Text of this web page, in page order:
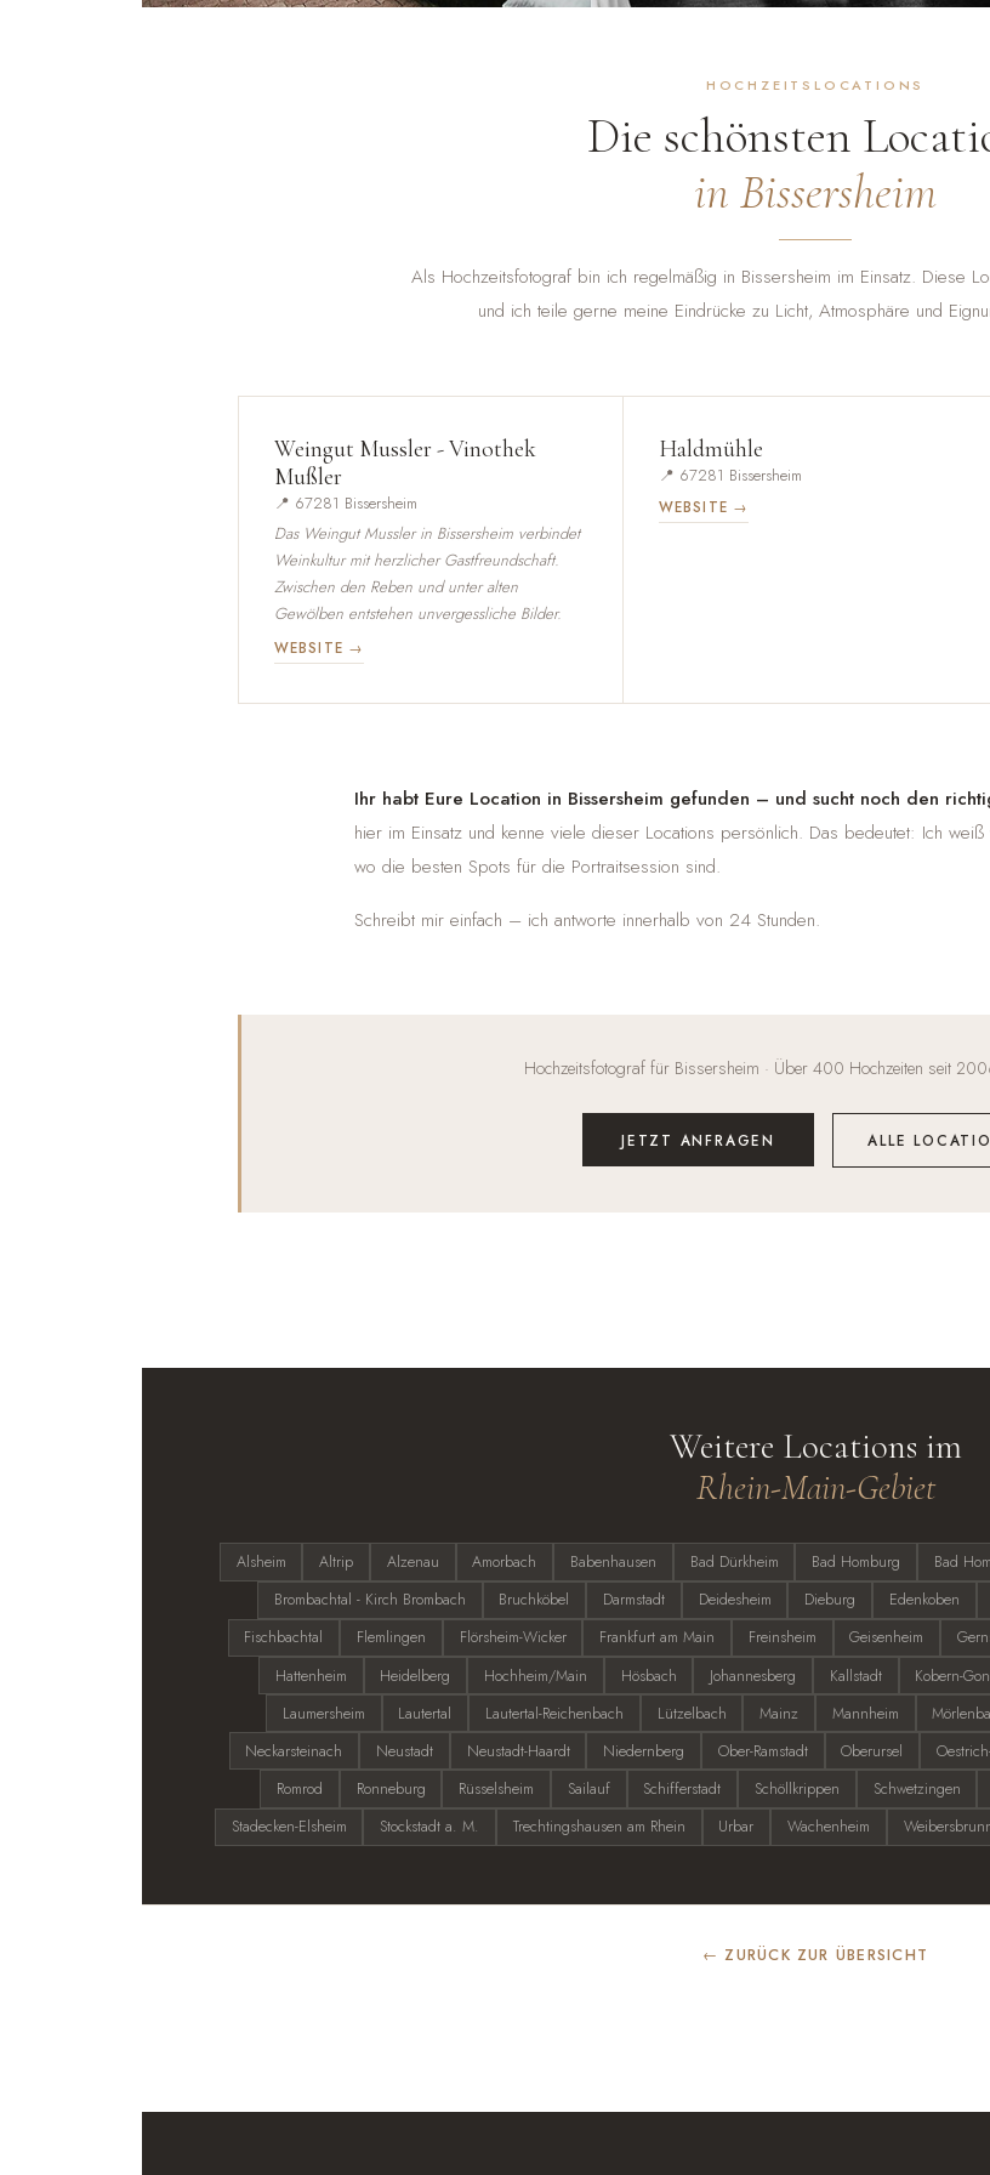
HOCHZEITSLOCATIONS
Die schönsten
in Bissersheim
Als Hochzeitsfotograf bin ich regelmäßig in Bissersheim im Einsatz. Diese
und ich teile gerne meine Eindrücke zu Licht, Atmosphäre und
Weingut Mussler - Vinothek
Mußler
📍 67281 Bissersheim
Das Weingut Mussler in Bissersheim verbindet
Weinkultur mit herzlicher Gastfreundschaft.
Zwischen den Reben und unter alten
Gewölben entstehen unvergessliche Bilder.
WEBSITE →
Haldmühle
📍 67281 Bissersheim
WEBSITE →
Ihr habt Eure Location in Bissersheim gefunden – und sucht noch den
hier im Einsatz und kenne viele dieser Locations persönlich. Das bedeutet: Ich
wo die besten Spots für die Portraitsession sind.
Schreibt mir einfach – ich antworte innerhalb von 24 Stunden.
Hochzeitsfotograf für Bissersheim · Über 400 Hochzeiten seit
JETZT ANFRAGEN ALLE
Weitere Locations im
Rhein-Main-Gebiet
Alsheim Altrip Alzenau Amorbach Babenhausen Bad Dürkheim Bad Homburg Bad
Brombachtal - Kirch Brombach
Bruchköbel Darmstadt Deidesheim Dieburg Edenkoben
Fischbachtal
Flemlingen Flörsheim-Wicker Frankfurt am Main Freinsheim Geisenheim
Hattenheim
Heidelberg Hochheim/Main Hösbach Johannesberg Kallstadt Kobern-
Laumersheim
Lautertal Lautertal-Reichenbach Lützelbach Mainz Mannheim
Neckarsteinach
Neustadt Neustadt-Haardt Niedernberg Ober-Ramstadt Oberursel
Romrod
Ronneburg Rüsselsheim Sailauf Schifferstadt Schöllkrippen Schwetzingen
Stadecken-Elsheim
Stockstadt a. M. Trechtingshausen am Rhein Urbar Wachenheim
← ZURÜCK ZUR ÜBERSICHT